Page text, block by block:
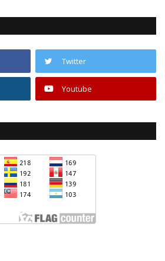
Twitter
Youtube